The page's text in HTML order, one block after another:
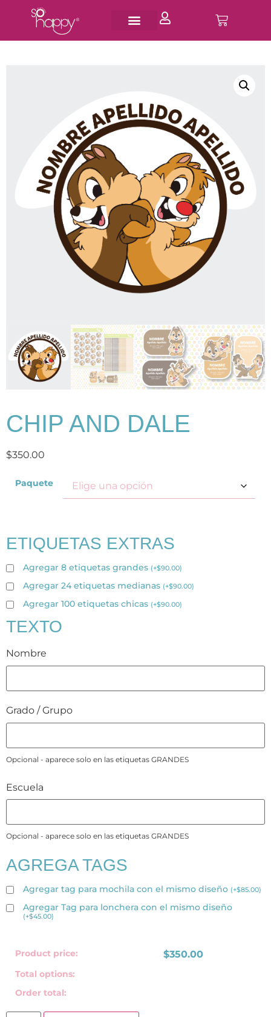
CHIP AND DALE
$350.00
Paquete
ETIQUETAS EXTRAS
Agregar 8 etiquetas grandes (+$90.00)
Agregar 24 etiquetas medianas (+$90.00)
Agregar 100 etiquetas chicas (+$90.00)
TEXTO
Nombre
Grado / Grupo
Opcional - aparece solo en las etiquetas GRANDES
Escuela
Opcional - aparece solo en las etiquetas GRANDES
AGREGA TAGS
Agregar tag para mochila con el mismo diseño (+$85.00)
Agregar Tag para lonchera con el mismo diseño
(+$45.00)
Product price: $350.00
Total options:
Order total: